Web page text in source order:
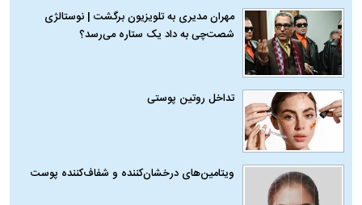
مهران مدیری به تلویزیون برگشت | نوستالژی
شصت‌چی به داد یک ستاره می‌رسد؟
تداخل روتین پوستی
ویتامین‌های درخشان‌کننده و شفاف‌کننده پوست